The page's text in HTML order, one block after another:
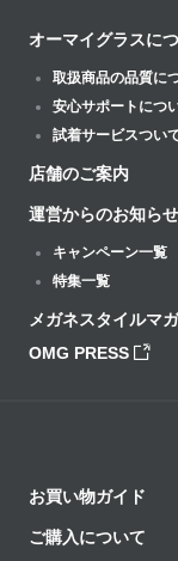
オーマイグラスに
取扱商品の品質に
安心サポートにつ
試着サービスつい
店舗のご案内
運営からのお知らせ
キャンペーン一覧
特集一覧
メガネスタイルマ
OMG PRESS
お買い物ガイド
ご購入について